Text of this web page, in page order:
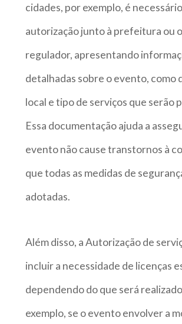
cidades, por exemplo, é
autorização junto à prefeitura ou
regulador, apresentando
detalhadas sobre o evento, como
local e tipo de serviços que serão
Essa documentação ajuda a
evento não cause transtornos à
que todas as medidas de
adotadas.
Além disso, a Autorização de
incluir a necessidade de licenças
dependendo do que será
exemplo, se o evento envolver a